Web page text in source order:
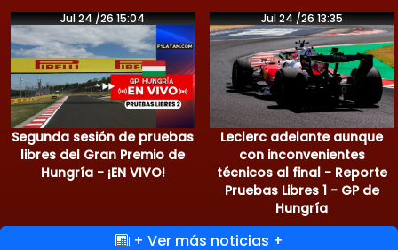
Jul 24 /26 15:04
Segunda sesión de pruebas
libres del Gran Premio de
Hungría - ¡EN VIVO!
Jul 24 /26 13:35
Leclerc adelante aunque
con inconvenientes
técnicos al final - Reporte
Pruebas Libres 1 - GP de
Hungría
+ Ver más noticias +